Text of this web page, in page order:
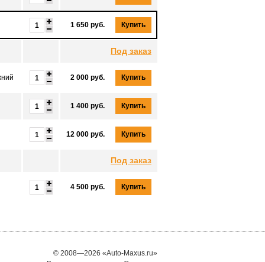
1 650 руб. Купить
Под заказ
2 000 руб. Купить
1 400 руб. Купить
12 000 руб. Купить
Под заказ
4 500 руб. Купить
© 2008—2026 «Auto-Maxus.ru»